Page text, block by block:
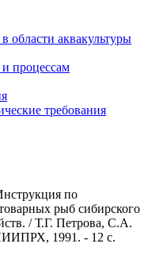
области аквакультуры
процессам
требования
по
рыб сибирского
/ Т.Г. Петрова, С.А.
1991. - 12 с.